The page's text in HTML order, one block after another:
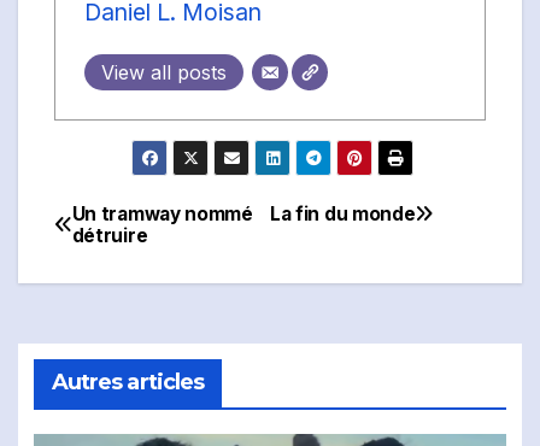
Daniel L. Moisan
View all posts
Navigation
de
La fin du monde
Un tramway nommé
détruire
Autres articles